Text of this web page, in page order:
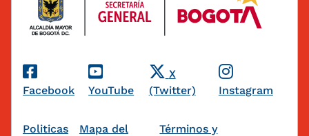
Redes Sociales
Facebook YouTube
X
(Twitter)
Instagram
Pie de página
Politicas Mapa del Términos y